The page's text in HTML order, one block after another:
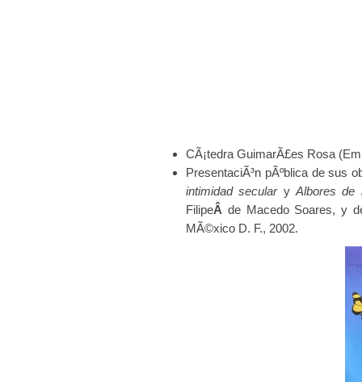
CÃ¡tedra GuimarÃ£es Rosa
PresentaciÃ³n pÃºblica de sus
intimidad seculary Albores
FilipeÂ de Macedo Soares, y
MÃ©xico D. F., 2002.